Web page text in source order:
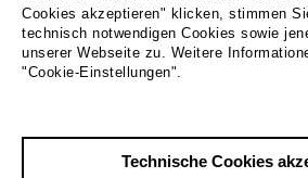
Cookies akzeptieren" klicken, stimmen
technisch notwendigen Cookies sowie
unserer Webseite zu. Weitere
"Cookie-Einstellungen".
Technische Cookies